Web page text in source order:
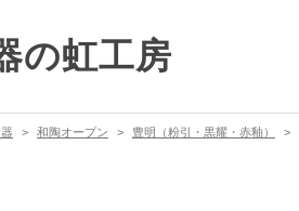
の虹工房
和陶オープン 豊明（粉引・黒耀・赤釉）